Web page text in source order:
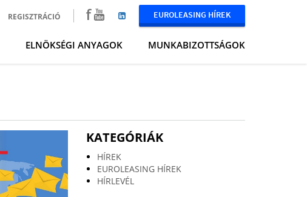
REGISZTRÁCIÓ EUROLEASING HÍREK
ELNÖKSÉGI ANYAGOK MUNKABIZOTTSÁGOK
KATEGÓRIÁK
HÍREK
EUROLEASING HÍREK
HÍRLEVÉL